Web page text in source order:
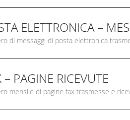
ELETTRONICA –
di messaggi di posta elettronica
– PAGINE RICEVUTE
mensile di pagine fax trasmesse e